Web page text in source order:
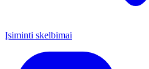
Įsiminti skelbimai